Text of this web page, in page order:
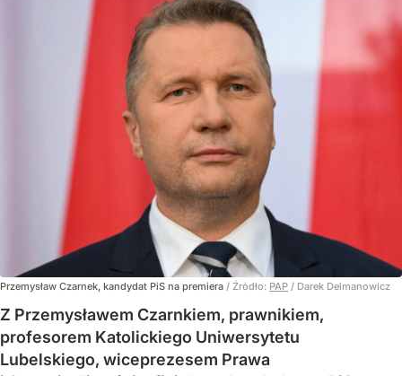
Przemysław Czarnek, kandydat PiS na premiera / Źródło: PAP / Darek Delmanowicz
Z Przemysławem Czarnkiem, prawnikiem,
profesorem Katolickiego Uniwersytetu
Lubelskiego, wiceprezesem Prawa